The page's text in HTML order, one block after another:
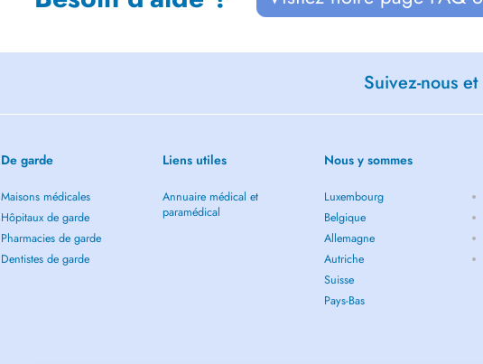
Suivez-nous
De garde
Maisons médicales
Hôpitaux de garde
Pharmacies de garde
Dentistes de garde
Liens utiles
Annuaire médical et
paramédical
Nous y sommes
Luxembourg
Belgique
Allemagne
Autriche
Suisse
Pays-Bas